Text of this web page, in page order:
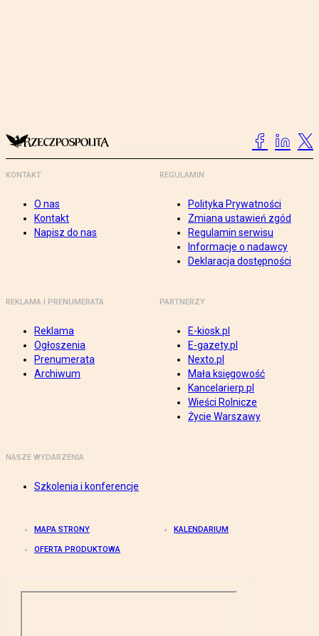
KONTAKT
O nas
Kontakt
Napisz do nas
REGULAMIN
Polityka Prywatności
Zmiana ustawień zgód
Regulamin serwisu
Informacje o nadawcy
Deklaracja dostępności
REKLAMA I PRENUMERATA
Reklama
Ogłoszenia
Prenumerata
Archiwum
PARTNERZY
E-kiosk.pl
E-gazety.pl
Nexto.pl
Mała księgowość
Kancelarierp.pl
Wieści Rolnicze
Życie Warszawy
NASZE WYDARZENIA
Szkolenia i konferencje
MAPA STRONY KALENDARIUM
OFERTA PRODUKTOWA